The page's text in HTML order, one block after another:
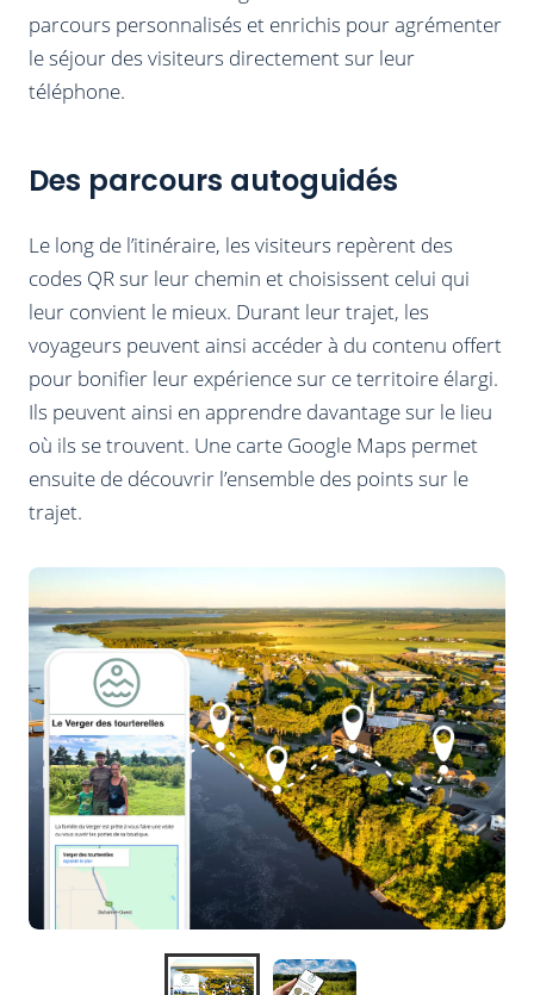
parcours personnalisés et enrichis pour agrémenter
le séjour des visiteurs directement sur leur
téléphone.
Des parcours autoguidés
Le long de l’itinéraire, les visiteurs repèrent des
codes QR sur leur chemin et choisissent celui qui
leur convient le mieux. Durant leur trajet, les
voyageurs peuvent ainsi accéder à du contenu offert
pour bonifier leur expérience sur ce territoire élargi.
Ils peuvent ainsi en apprendre davantage sur le lieu
où ils se trouvent. Une carte Google Maps permet
ensuite de découvrir l’ensemble des points sur le
trajet.